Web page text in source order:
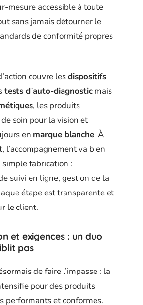
mesure accessible à toute
sans jamais détourner le
de conformité propres
couvre lesdispositifs
tests d’auto-diagnostic mais
, les produits
soin pour la vision et
en marque blanche. À
l’accompagnement va bien
fabrication :
suivi en ligne, gestion de la
étape est transparente et
le client.
et exigences : un duo
pas
de faire l’impasse : la
pour des produits
performants et conformes.